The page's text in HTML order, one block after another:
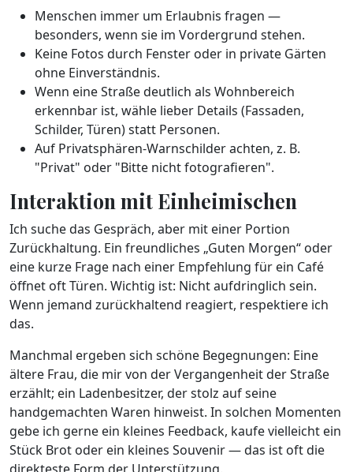
Menschen immer um Erlaubnis fragen —
besonders, wenn sie im Vordergrund stehen.
Keine Fotos durch Fenster oder in private Gärten
ohne Einverständnis.
Wenn eine Straße deutlich als Wohnbereich
erkennbar ist, wähle lieber Details (Fassaden,
Schilder, Türen) statt Personen.
Auf Privatsphären-Warnschilder achten, z. B.
"Privat" oder "Bitte nicht fotografieren".
Interaktion mit Einheimischen
Ich suche das Gespräch, aber mit einer Portion
Zurückhaltung. Ein freundliches „Guten Morgen“ oder
eine kurze Frage nach einer Empfehlung für ein Café
öffnet oft Türen. Wichtig ist: Nicht aufdringlich sein.
Wenn jemand zurückhaltend reagiert, respektiere ich
das.
Manchmal ergeben sich schöne Begegnungen: Eine
ältere Frau, die mir von der Vergangenheit der Straße
erzählt; ein Ladenbesitzer, der stolz auf seine
handgemachten Waren hinweist. In solchen Momenten
gebe ich gerne ein kleines Feedback, kaufe vielleicht ein
Stück Brot oder ein kleines Souvenir — das ist oft die